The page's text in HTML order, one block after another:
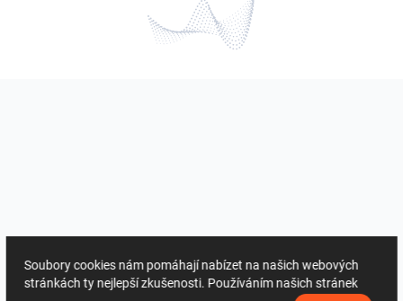
Soubory cookies nám pomáhají nabízet na našich webových
stránkách ty nejlepší zkušenosti. Používáním našich stránek